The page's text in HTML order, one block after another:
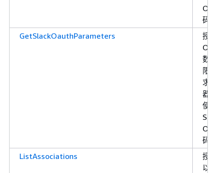
码
GetSlackOauthParameters
授
数
限
求
器
使
码
ListAssociations
授
以